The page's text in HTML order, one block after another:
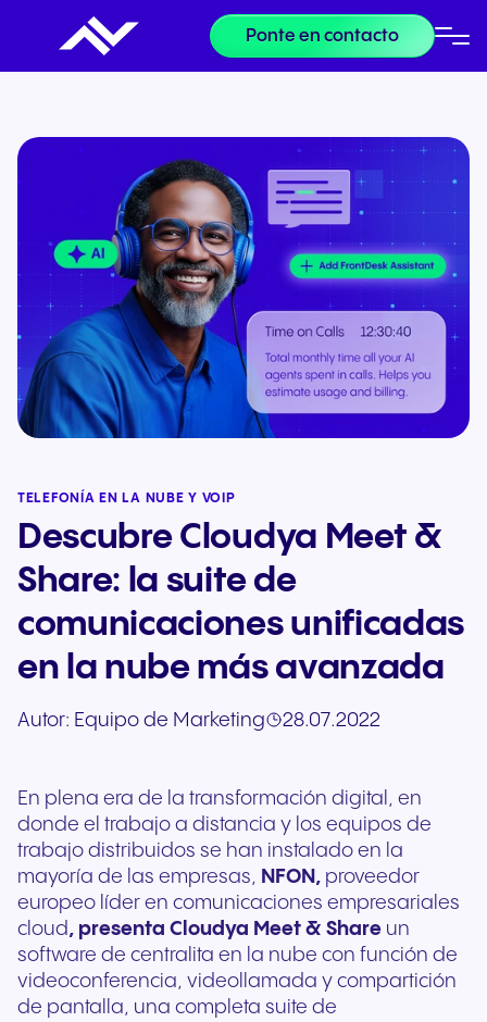
Ponte en contacto
TELEFONÍA EN LA NUBE Y VOIP
Descubre Cloudya Meet &
Share: la suite de
comunicaciones unificadas
en la nube más avanzada
Autor: Equipo de Marketing 28.07.2022
En plena era de la transformación digital, en
donde el trabajo a distancia y los equipos de
trabajo distribuidos se han instalado en la
mayoría de las empresas, NFON, proveedor
europeo líder en comunicaciones empresariales
cloud, presenta Cloudya Meet & Share un
software de centralita en la nube con función de
videoconferencia, videollamada y compartición
de pantalla, una completa suite de